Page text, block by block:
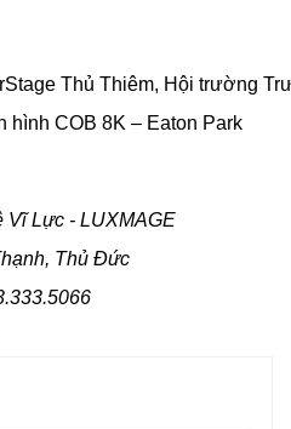
Thủ Thiêm, Hội trường
hình COB 8K – Eaton Park
Vĩ Lực - LUXMAGE
Thủ Đức